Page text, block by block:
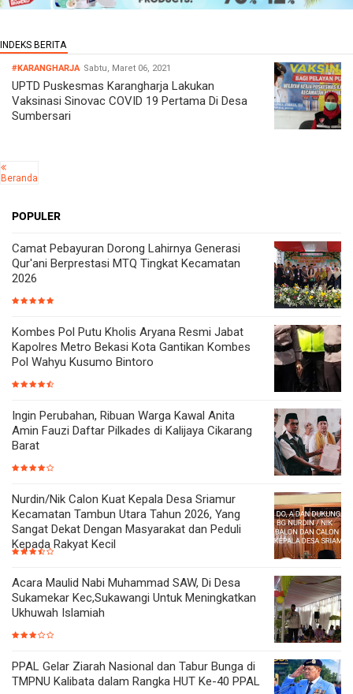
#KARANGHARJA Sabtu, Maret 06, 2021
UPTD Puskesmas Karangharja Lakukan
Vaksinasi Sinovac COVID 19 Pertama Di Desa
Sumbersari
Beranda
POPULER
Camat Pebayuran Dorong Lahirnya Generasi
Qur'ani Berprestasi MTQ Tingkat Kecamatan
2026
Kombes Pol Putu Kholis Aryana Resmi Jabat
Kapolres Metro Bekasi Kota Gantikan Kombes
Pol Wahyu Kusumo Bintoro
Ingin Perubahan, Ribuan Warga Kawal Anita
Amin Fauzi Daftar Pilkades di Kalijaya Cikarang
Barat
Nurdin/Nik Calon Kuat Kepala Desa Sriamur
Kecamatan Tambun Utara Tahun 2026, Yang
Sangat Dekat Dengan Masyarakat dan Peduli
Kepada Rakyat Kecil
Acara Maulid Nabi Muhammad SAW, Di Desa
Sukamekar Kec,Sukawangi Untuk Meningkatkan
Ukhuwah Islamiah
PPAL Gelar Ziarah Nasional dan Tabur Bunga di
TMPNU Kalibata dalam Rangka HUT Ke-40 PPAL